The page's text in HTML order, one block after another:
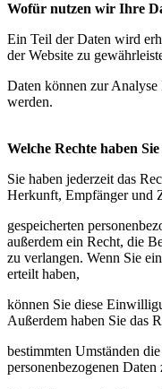
Wofür nutzen wir Ihre
Ein Teil der Daten wird
der Website zu
Daten können zur
werden.
Welche Rechte haben
Sie haben jederzeit das
Herkunft, Empfänger und
gespeicherten
außerdem ein Recht, die
zu verlangen. Wenn Sie
erteilt haben,
können Sie diese
Außerdem haben Sie das
bestimmten Umständen
personenbezogenen Daten